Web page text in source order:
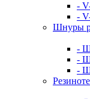
-
-
Шнуры
-
-
-